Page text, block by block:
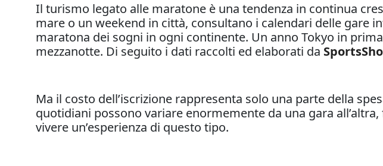
Il turismo legato alle maratone è una tendenza in continua
mare o un weekend in città, consultano i calendari delle gare
maratona dei sogni in ogni continente. Un anno Tokyo in
mezzanotte. Di seguito i dati raccolti ed elaborati da
Ma il costo dell’iscrizione rappresenta solo una parte della
quotidiani possono variare enormemente da una gara
vivere un’esperienza di questo tipo.